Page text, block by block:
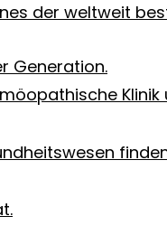
der weltweit
Generation.